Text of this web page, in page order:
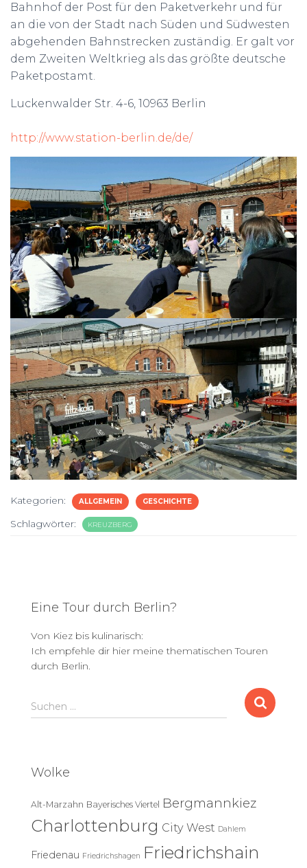
Bahnhof der Post für den Paketverkehr und für
an die von der Stadt nach Süden und Südwesten
abgehenden Bahnstrecken zuständig. Er galt vor
dem Zweiten Weltkrieg als das größte deutsche
Paketpostamt.
Luckenwalder Str. 4-6, 10963 Berlin
http://www.station-berlin.de/de/
Kategorien: ALLGEMEIN GESCHICHTE
Schlagwörter: KREUZBERG
Eine Tour durch Berlin?
Von Kiez bis kulinarisch:
Ich empfehle dir hier meine thematischen Touren
durch Berlin.
S
u
n
a
c
:
Suchen …
Wolke
Alt-Marzahn Bayerisches Viertel Bergmannkiez
Charlottenburg City West Dahlem
Friedenau Friedrichshagen Friedrichshain